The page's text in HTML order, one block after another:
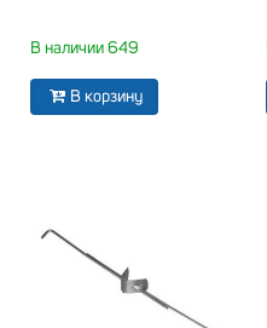
В наличии 649
В корзину